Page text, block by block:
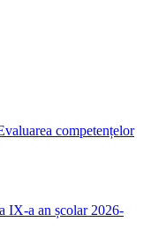
competențelor
IX-a an școlar 2026-